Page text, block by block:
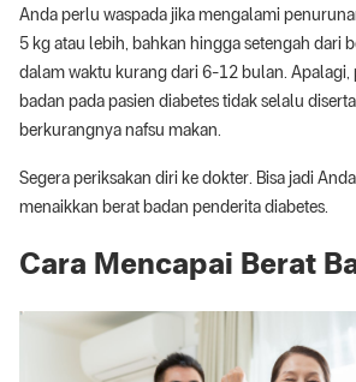
Anda perlu waspada jika mengalami
5 kg atau lebih, bahkan hingga setengah dari
dalam waktu kurang dari 6-12 bulan. Apalagi,
badan pada pasien diabetes tidak selalu
berkurangnya nafsu makan.
Segera periksakan diri ke dokter. Bisa jadi
menaikkan berat badan penderita diabetes.
Cara Mencapai Berat